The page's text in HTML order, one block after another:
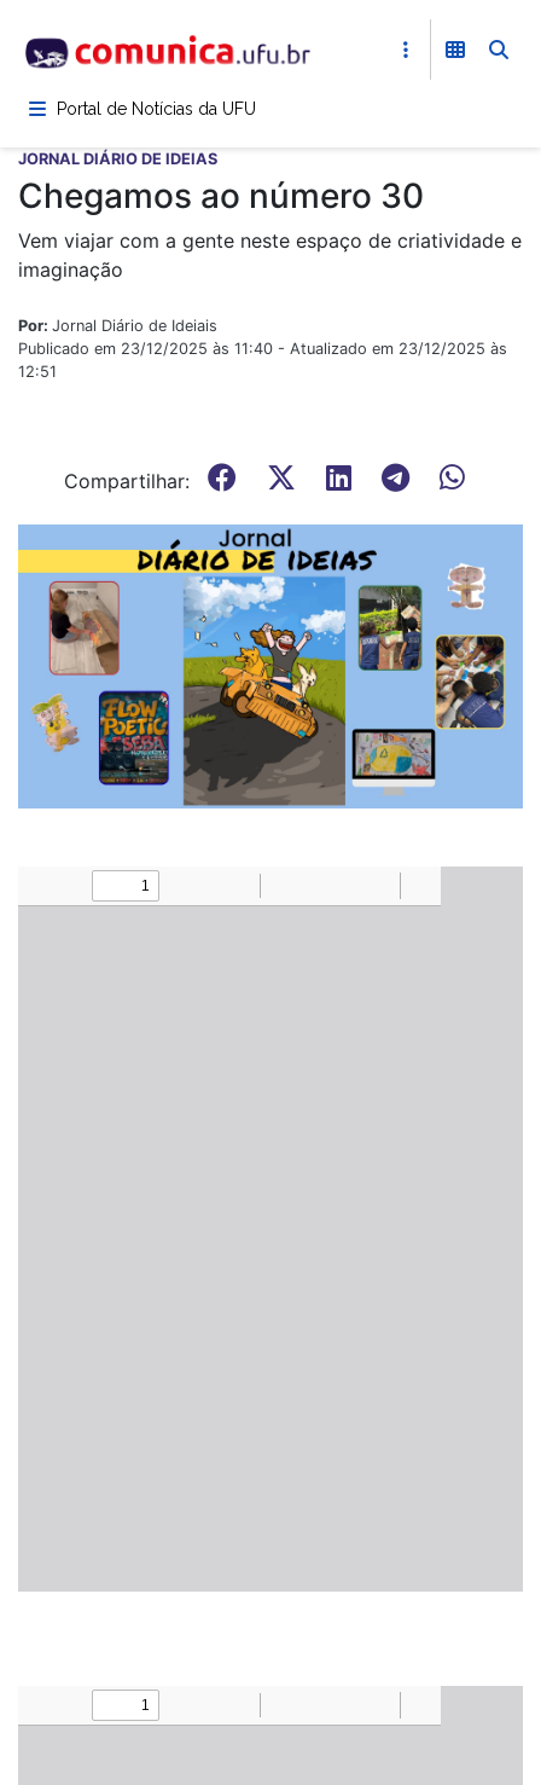
para
conteúdoPortal de Notícias da UFU
JORNAL DIÁRIO DE IDEIAS
Chegamos ao número 30
Vem viajar com a gente neste espaço de criatividade e
imaginação
Por: Jornal Diário de Ideiais
Publicado em 23/12/2025 às 11:40 - Atualizado em 23/12/2025 às
12:51
Compartilhar: